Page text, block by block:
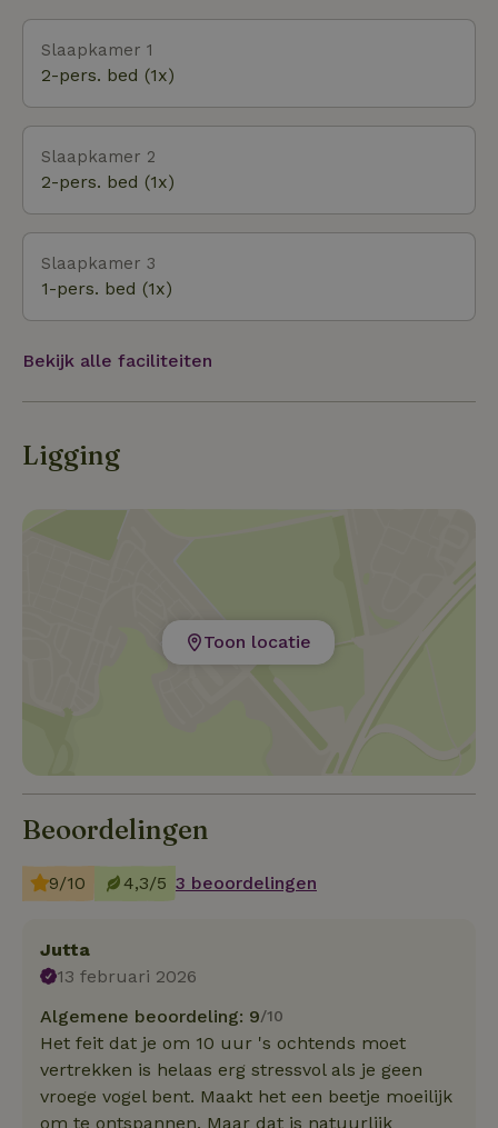
Slaapkamer 1
2-pers. bed (1x)
Slaapkamer 2
2-pers. bed (1x)
Slaapkamer 3
1-pers. bed (1x)
Bekijk alle faciliteiten
Ligging
Toon locatie
Beoordelingen
9/10 4,3/5 3 beoordelingen
Jutta
13 februari 2026
Algemene beoordeling: 9/10
Het feit dat je om 10 uur 's ochtends moet
vertrekken is helaas erg stressvol als je geen
vroege vogel bent. Maakt het een beetje moeilijk
om te ontspannen. Maar dat is natuurlijk